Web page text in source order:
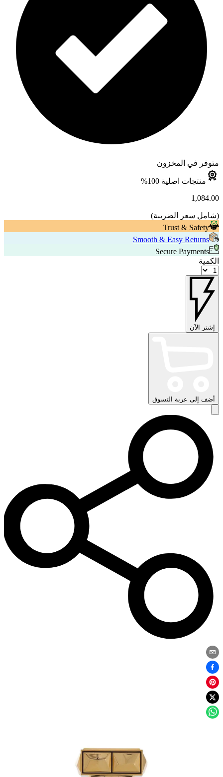
متوفر في المخزون
منتجات اصلية 100%
1,084.00
(شامل سعر الضريبة)
Trust & Safety
Smooth & Easy Returns
Secure Payments
الكمية
إشتر الآن
أضف إلى عربة التسوق